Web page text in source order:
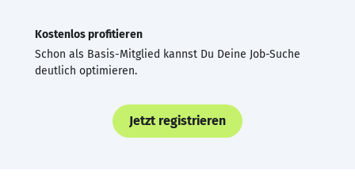
Kostenlos profitieren
Schon als Basis-Mitglied kannst Du Deine Job-Suche
deutlich optimieren.
Jetzt registrieren